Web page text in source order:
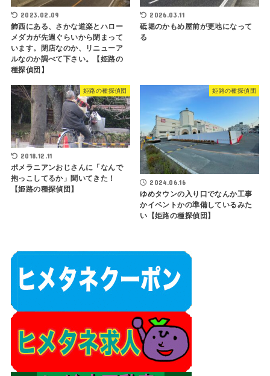
2023.02.09
飾西にある、さかな道楽とハロー
メダカが先週ぐらいから閉まって
います。閉店なのか、リニューア
ルなのか調べて下さい。【姫路の
種探偵団】
2026.03.11
砥堀のかもめ屋前が更地になって
る
姫路の種探偵団
2018.12.11
ポメラニアンおじさんに「なんで
抱っこしてるか」聞いてきた！
【姫路の種探偵団】
姫路の種探偵団
2024.06.16
ゆめタウンの入り口でなんか工事
かイベントかの準備しているみた
い【姫路の種探偵団】